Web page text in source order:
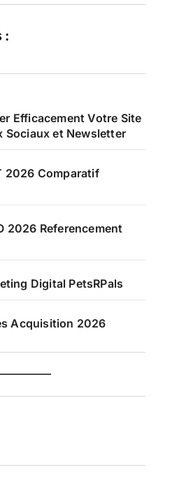
:
Efficacement Votre Site
Sociaux et Newsletter
2026 Comparatif
2026 Referencement
Digital PetsRPals
Acquisition 2026